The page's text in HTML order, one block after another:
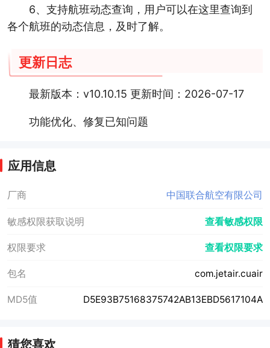
6、支持航班动态查询，用户可以在这里查询到
各个航班的动态信息，及时了解。
更新日志
最新版本：v10.10.15 更新时间：2026-07-17
功能优化、修复已知问题
应用信息
厂商 中国联合航空有限公司
敏感权限获取说明 查看敏感权限
权限要求 查看权限要求
包名 com.jetair.cuair
MD5值 D5E93B75168375742AB13EBD5617104A
猜您喜欢